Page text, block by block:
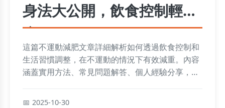
身法大公開，飲食控制輕鬆
瘦
這篇不運動減肥文章詳細解析如何透過飲食控制和
生活習慣調整，在不運動的情況下有效減重。內容
涵蓋實用方法、常見問題解答、個人經驗分享，幫
不想運動的人，提供全面指南。
2025-10-30